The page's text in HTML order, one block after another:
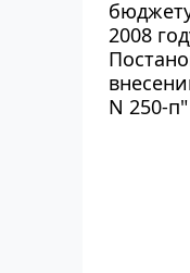
2008
N 250-п"